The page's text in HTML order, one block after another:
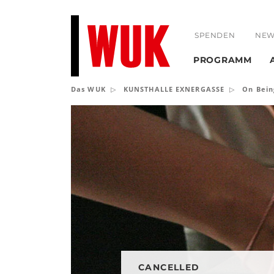
SPENDEN
PROGRAMM
Das WUK KUNSTHALLE EXNERGASSE On
CANCELLED